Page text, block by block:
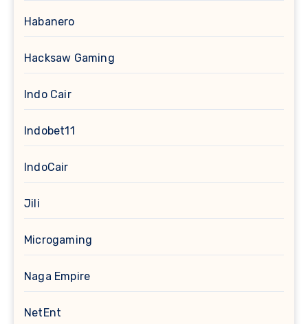
Habanero
Hacksaw Gaming
Indo Cair
Indobet11
IndoCair
Jili
Microgaming
Naga Empire
NetEnt